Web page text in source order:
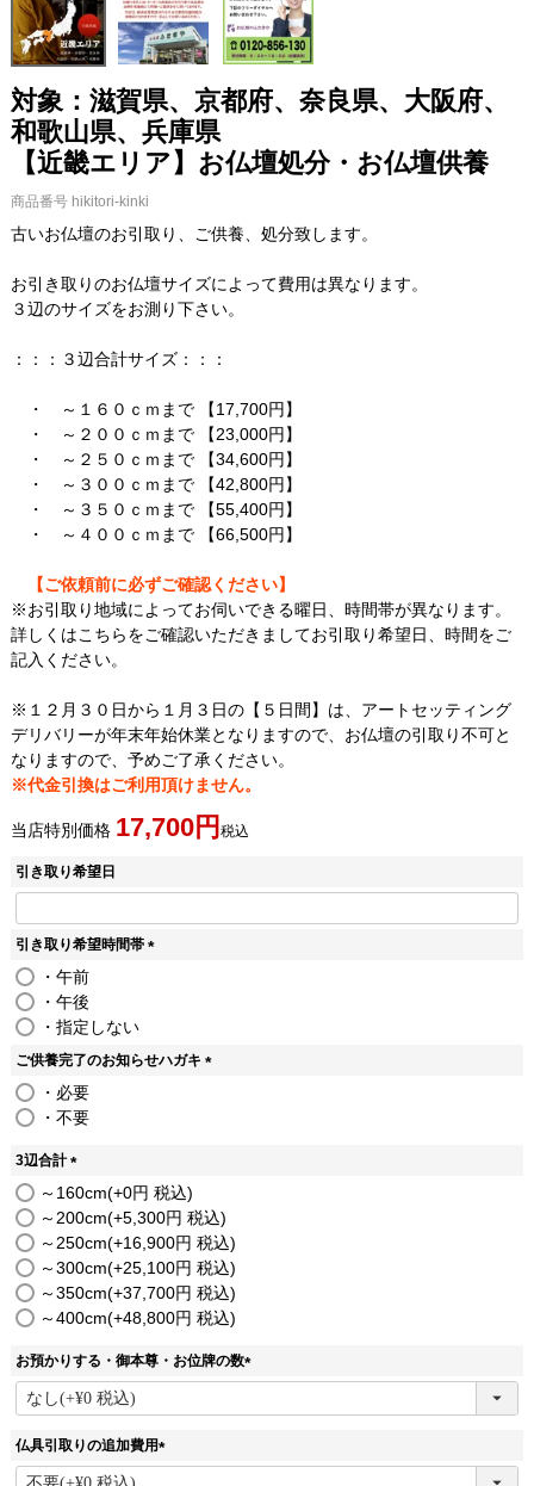
対象：滋賀県、京都府、奈良県、大阪府、
和歌山県、兵庫県
【近畿エリア】お仏壇処分・お仏壇供養
商品番号 hikitori-kinki
古いお仏壇のお引取り、ご供養、処分致します。
お引き取りのお仏壇サイズによって費用は異なります。
３辺のサイズをお測り下さい。
：：：３辺合計サイズ：：：
・ ～１６０ｃｍまで 【17,700円】
・ ～２００ｃｍまで 【23,000円】
・ ～２５０ｃｍまで 【34,600円】
・ ～３００ｃｍまで 【42,800円】
・ ～３５０ｃｍまで 【55,400円】
・ ～４００ｃｍまで 【66,500円】
【ご依頼前に必ずご確認ください】
※お引取り地域によってお伺いできる曜日、時間帯が異なります。
詳しくはこちらをご確認いただきましてお引取り希望日、時間をご
記入ください。
※１２月３０日から１月３日の【５日間】は、アートセッティング
デリバリーが年末年始休業となりますので、お仏壇の引取り不可と
なりますので、予めご了承ください。
※代金引換はご利用頂けません。
当店特別価格 17,700 税込
引き取り希望日
引き取り希望時間帯
・午前
・午後
・指定しない
ご供養完了のお知らせハガキ
・必要
・不要
3辺合計
(
須
)
～160cm +0
税込
～200cm +5,300
税込
～250cm +16,900
税込
～300cm +25,100
税込
～350cm +37,700
税込
～400cm +48,800 税込
お預かりする・御本尊・お位牌の数
(
仏具引取りの追加費用
(